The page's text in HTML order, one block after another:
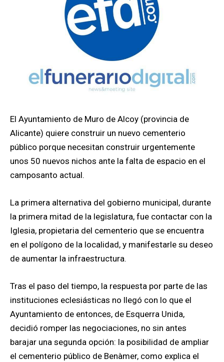
El Ayuntamiento de Muro de Alcoy (provincia de
Alicante) quiere construir un nuevo cementerio
público porque necesitan construir urgentemente
unos 50 nuevos nichos ante la falta de espacio en el
camposanto actual.
La primera alternativa del gobierno municipal, durante
la primera mitad de la legislatura, fue contactar con la
Iglesia, propietaria del cementerio que se encuentra
en el polígono de la localidad, y manifestarle su deseo
de aumentar la infraestructura.
Tras el paso del tiempo, la respuesta por parte de las
instituciones eclesiásticas no llegó con lo que el
Ayuntamiento de entonces, de Esquerra Unida,
decidió romper las negociaciones, no sin antes
barajar una segunda opción: la posibilidad de ampliar
el cementerio público de Benàmer, como explica el